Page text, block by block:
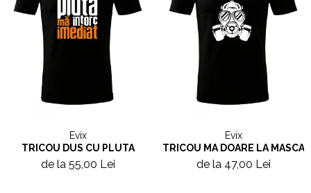
Evix
TRICOU DUS CU PLUTA
de la 55,00 Lei
Evix
TRICOU MA DOARE LA MASCA
de la 47,00 Lei